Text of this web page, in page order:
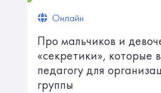
Онлайн
Про мальчиков и
«секретики», которые
педагогу для
группы